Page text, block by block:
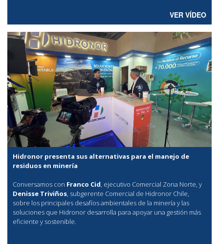
VER VÍDEO
Hidronor presenta sus alternativas para el manejo de
residuos en minería
Conversamos con Franco Cid, ejecutivo Comercial Zona Norte, y
Denisse Triviños, subgerente Comercial de Hidronor Chile,
sobre los principales desafíos ambientales de la minería y las
soluciones que Hidronor desarrolla para apoyar una gestión más
eficiente y sostenible.